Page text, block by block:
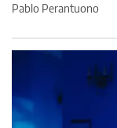
Pablo Perantuono